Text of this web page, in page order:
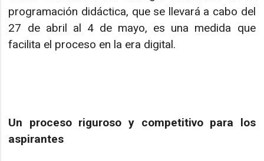
programación didáctica, que se llevará a cabo del
27 de abril al 4 de mayo, es una medida que
facilita el proceso en la era digital.
Un proceso riguroso y competitivo para los
aspirantes